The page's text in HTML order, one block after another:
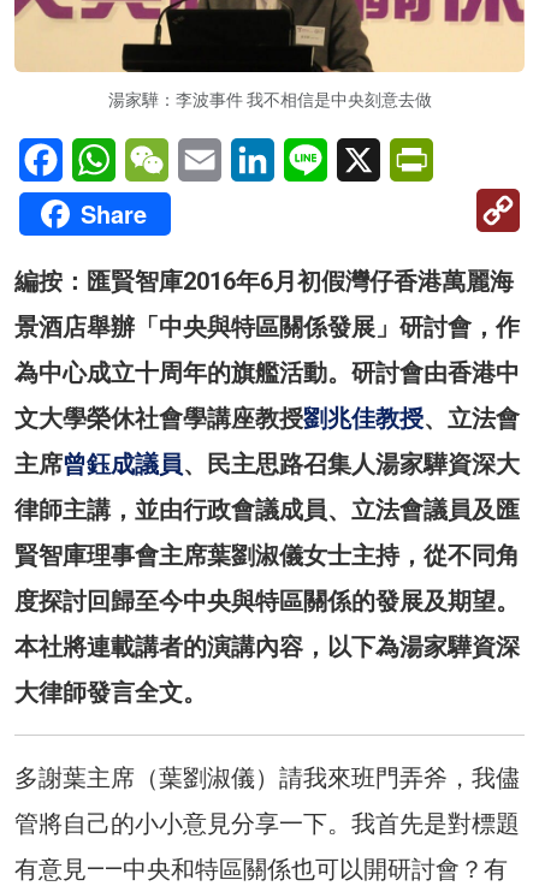
湯家驊：李波事件 我不相信是中央刻意去做
FacebookWhatsAppWeChatEmail LinkedInLine X
Share
編按：匯賢智庫2016年6月初假灣仔香港萬麗海
景酒店舉辦「中央與特區關係發展」研討會，作
為中心成立十周年的旗艦活動。研討會由香港中
文大學榮休社會學講座教授劉兆佳教授、立法會
主席曾鈺成議員、民主思路召集人湯家驊資深大
律師主講，並由行政會議成員、立法會議員及匯
賢智庫理事會主席葉劉淑儀女士主持，從不同角
度探討回歸至今中央與特區關係的發展及期望。
本社將連載講者的演講內容，以下為湯家驊資深
大律師發言全文。
多謝葉主席（葉劉淑儀）請我來班門弄斧，我儘
管將自己的小小意見分享一下。我首先是對標題
有意見——中央和特區關係也可以開研討會？有